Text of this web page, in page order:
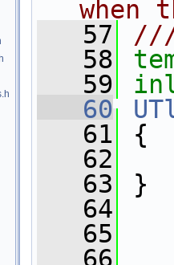
when
   57
///
   58
   59
   60
   61
{
   62
   63
}
   64
   65
   66